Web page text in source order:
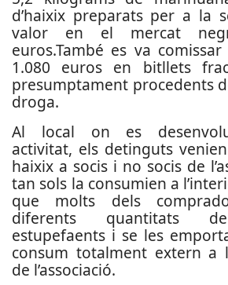
d’haixix preparats per a la
valor en el mercat
euros.També es va
1.080 euros en bitllets
presumptament procedents
droga.
Al local on es
activitat, els detinguts
haixix a socis i no socis de
tan sols la consumien a
que molts dels
diferents quantitats
estupefaents i se les
consum totalment extern a
de l’associació.